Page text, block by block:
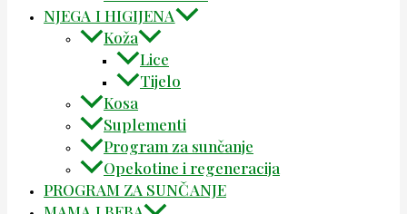
NJEGA I HIGIJENA
Koža
Lice
Tijelo
Kosa
Suplementi
Program za sunčanje
Opekotine i regeneracija
PROGRAM ZA SUNČANJE